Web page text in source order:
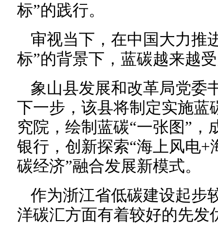
标”的践行。
审视当下，在中国大力推
标”的背景下，蓝碳越来越
象山县发展和改革局党委
下一步，该县将制定实施蓝
究院，绘制蓝碳“一张图”，
银行，创新探索“海上风电+
碳经济”融合发展新模式。
作为浙江省低碳建设起步
洋碳汇方面有着较好的先发